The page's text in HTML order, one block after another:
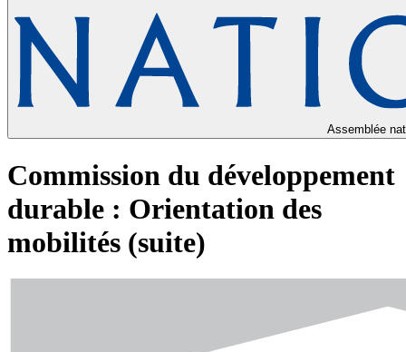
Assemblée
Commission du développement
durable : Orientation des
mobilités (suite)